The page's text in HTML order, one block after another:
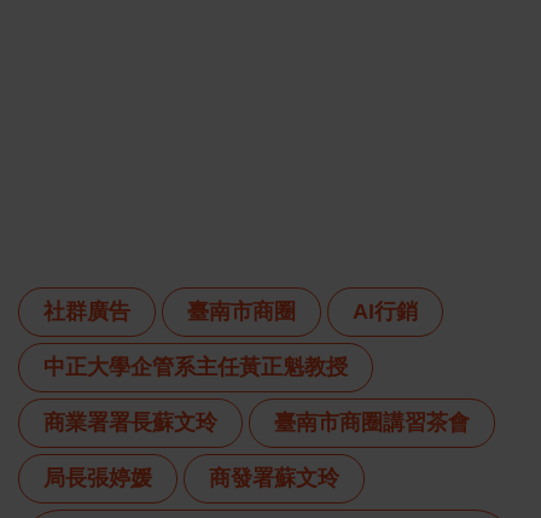
社群廣告 臺南市商圈 AI行銷
中正大學企管系主任黃正魁教授
商業署署長蘇文玲 臺南市商圈講習茶會
局長張婷媛 商發署蘇文玲